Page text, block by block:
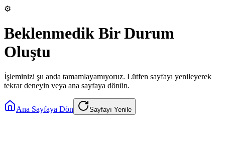
⚙️
Beklenmedik Bir Durum
Oluştu
İşleminizi şu anda tamamlayamıyoruz. Lütfen sayfayı yenileyerek
tekrar deneyin veya ana sayfaya dönün.
Ana Sayfaya Dön Sayfayı Yenile